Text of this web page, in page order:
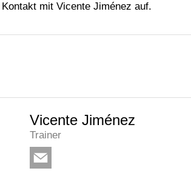
Kontakt mit Vicente Jiménez auf.
Vicente Jiménez
Trainer